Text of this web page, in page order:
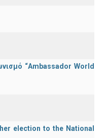
“Ambassador World
election to the National